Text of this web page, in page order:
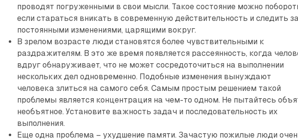
проводят погруженными в свои мысли. Такое состояние можно
если стараться вникать в современную действительность и следить за
постоянными изменениями, царящими вокруг.
В зрелом возрасте люди становятся более чувствительными к
раздражителям. В это же время появляется рассеянность, когда
вдруг обнаруживает, что не может сосредоточиться на выполнении
нескольких дел одновременно. Подобные изменения вынуждают
человека злиться на самого себя. Самым простым решением такой
проблемы является концентрация на чем-то одном. Не пытайтесь
необъятное. Установите важность задач и последовательность их
выполнения.
Еще одна проблема – ухудшение памяти. Зачастую пожилые люди